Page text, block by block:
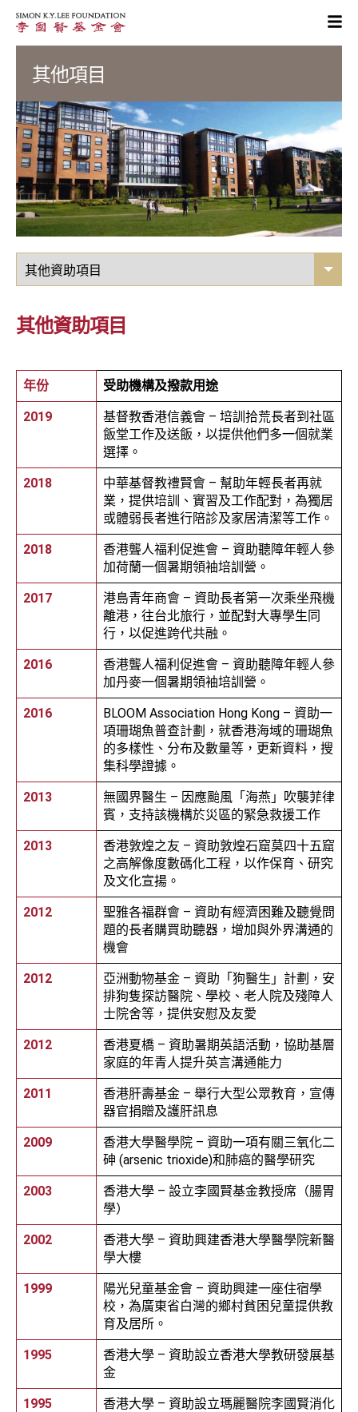
其他項目
其他資助項目
年份 受助機構及撥款用途
2019
基督教香港信義會 – 培訓拾荒長者到社區
飯堂工作及送飯，以提供他們多一個就業
選擇。
2018
中華基督教禮賢會 – 幫助年輕長者再就
業，提供培訓、實習及工作配對，為獨居
或體弱長者進行陪診及家居清潔等工作。
2018
香港聾人福利促進會 – 資助聽障年輕人參
加荷蘭一個暑期領袖培訓營。
2017
港島青年商會 – 資助長者第一次乘坐飛機
離港，往台北旅行，並配對大專學生同
行，以促進跨代共融。
2016
香港聾人福利促進會 – 資助聽障年輕人參
加丹麥一個暑期領袖培訓營。
2016
BLOOM Association Hong Kong – 資助一
項珊瑚魚普查計劃，就香港海域的珊瑚魚
的多樣性、分布及數量等，更新資料，搜
集科學證據。
2013
無國界醫生 – 因應颱風「海燕」吹襲菲律
賓，支持該機構於災區的緊急救援工作
2013
香港敦煌之友 – 資助敦煌石窟莫四十五窟
之高解像度數碼化工程，以作保育、研究
及文化宣揚。
2012
聖雅各福群會 – 資助有經濟困難及聽覺問
題的長者購買助聽器，增加與外界溝通的
機會
2012
亞洲動物基金 – 資助「狗醫生」計劃，安
排狗隻探訪醫院、學校、老人院及殘障人
士院舍等，提供安慰及友愛
2012
香港夏橋 – 資助暑期英語活動，協助基層
家庭的年青人提升英言溝通能力
2011
香港肝壽基金 – 舉行大型公眾教育，宣傳
器官捐贈及護肝訊息
2009
香港大學醫學院 – 資助一項有關三氧化二
砷 (arsenic trioxide)和肺癌的醫學研究
2003
香港大學 – 設立李國賢基金教授席（腸胃
學）
2002
香港大學 – 資助興建香港大學醫學院新醫
學大樓
1999
陽光兒童基金會 – 資助興建一座住宿學
校，為廣東省白灣的鄉村貧困兒童提供教
育及居所。
1995
香港大學 – 資助設立香港大學教研發展基
金
1995
香港大學 – 資助設立瑪麗醫院李國賢消化